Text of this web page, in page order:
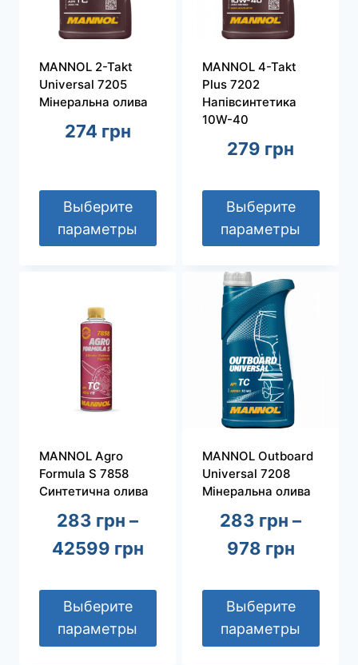
MANNOL 2-Takt
Universal 7205
Мiнеральна олива
274 грн
Выберите
параметры
несколько
вариаций.
можно
выбрать
странице
товара.
MANNOL 4-Takt
Plus 7202
Напівсинтетика
10W-40
279 грн
Выберите
параметры
товар
имеет
несколько
вариаций.
Опции
можно
выбрать
странице
товара.
MANNOL Agro
Formula S 7858
Синтетична олива
283 грн –
42599 грндиапазон
Выберите
параметры
MANNOL Outboard
Universal 7208
Мінеральна олива
283 грн –
978 грн
283
–
Выберите
параметры